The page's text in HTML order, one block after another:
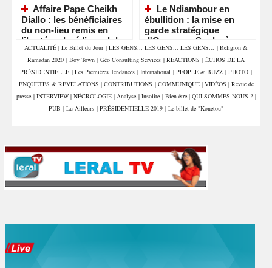
Affaire Pape Cheikh
Diallo : les bénéficiaires
du non-lieu remis en
liberté malgré l’appel du
parquet
Le Ndiambour en
ébullition : la mise en
garde stratégique
d'Ousmane Sonko à
Louga
ACTUALITÉ | Le Billet du Jour | LES GENS... LES GENS... LES GENS... | Religion &
Ramadan 2020 | Boy Town | Géo Consulting Services | REACTIONS | ÉCHOS DE LA
PRÉSIDENTIELLE | Les Premières Tendances | International | PEOPLE & BUZZ | PHOTO |
ENQUÊTES & REVELATIONS | CONTRIBUTIONS | COMMUNIQUE | VIDÉOS | Revue de
presse | INTERVIEW | NÉCROLOGIE | Analyse | Insolite | Bien être | QUI SOMMES NOUS ? |
PUB | Lu Ailleurs | PRÉSIDENTIELLE 2019 | Le billet de "Konetou"